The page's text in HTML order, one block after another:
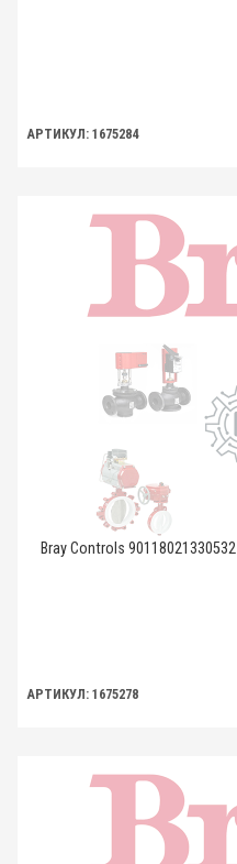
АРТИКУЛ: 1675284
Bray Controls 90118021330532
АРТИКУЛ: 1675278